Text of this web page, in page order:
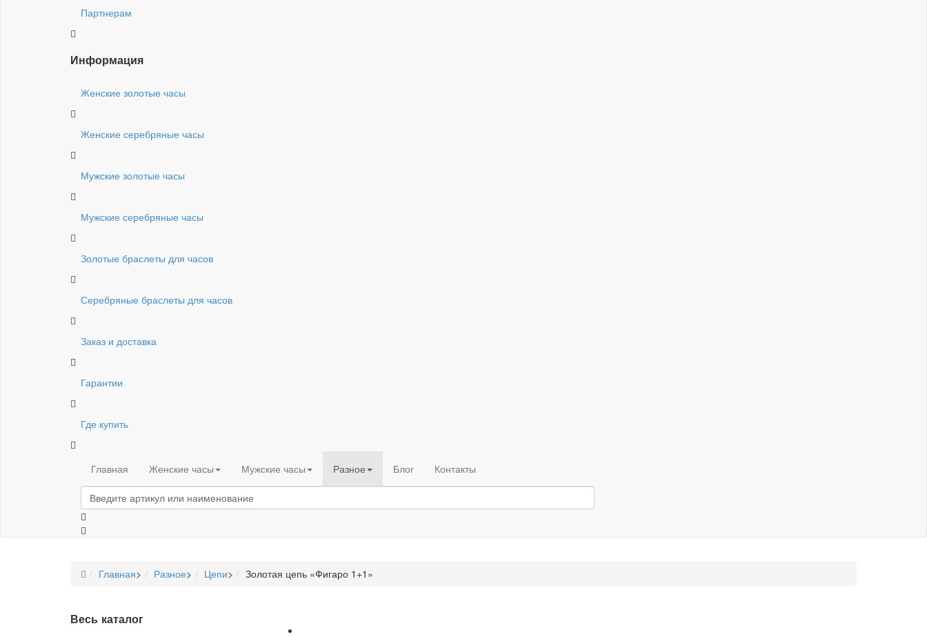
Партнерам
Информация
Женские золотые часы
Женские серебряные часы
Мужские золотые часы
Мужские серебряные часы
Золотые браслеты для часов
Серебряные браслеты для часов
Заказ и доставка
Гарантии
Где купить
Главная Женские часы Мужские часы Разное Блог Контакты
Главная> Разное> Цепи> Золотая цепь «Фигаро 1+1»
Весь каталог